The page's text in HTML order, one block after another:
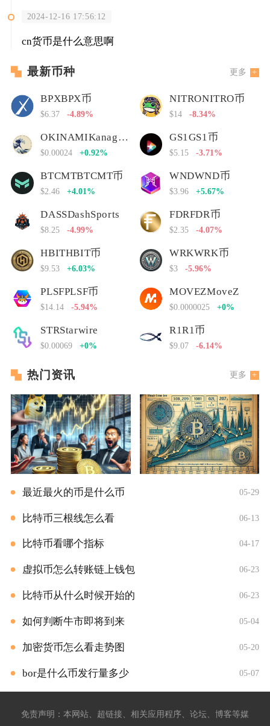
2024-12-16 17:56:12
cn货币是什么意思啊
最新币种 更多
BPXBPX币
$6.37 -4.89%
NITRONITRO币
$14 -8.34%
OKINAMIKanagawa Nami
$0.00024 +0.92%
GS1GS1币
$5.15 -3.71%
BTCMTBTCMT币
$2.46 +4.01%
WNDWND币
$3.96 +5.67%
DASSDashSports
$8.25 -4.99%
FDRFDR币
$2.35 -4.07%
HBITHBIT币
$9.53 +6.03%
WRKWRK币
$3 -5.96%
PLSFPLSF币
$14.14 -5.94%
MOVEZMoveZ
$0.0000025 +0%
STRStarwire
$0.00069 +0%
R1R1币
$9.07 -6.14%
热门资讯 更多
最近最火的币是什么币 05-29
比特币三根线怎么看 06-13
比特币看哪个指标 04-17
虚拟币怎么转账链上钱包 06-23
比特币从什么时候开始的 06-23
如何判断牛市即将到来 05-04
加密货币怎么看走势图 05-20
bor是什么币发行量多少 05-07
免责声明：本网站、超链接、相关应用程序、论坛、博客等媒